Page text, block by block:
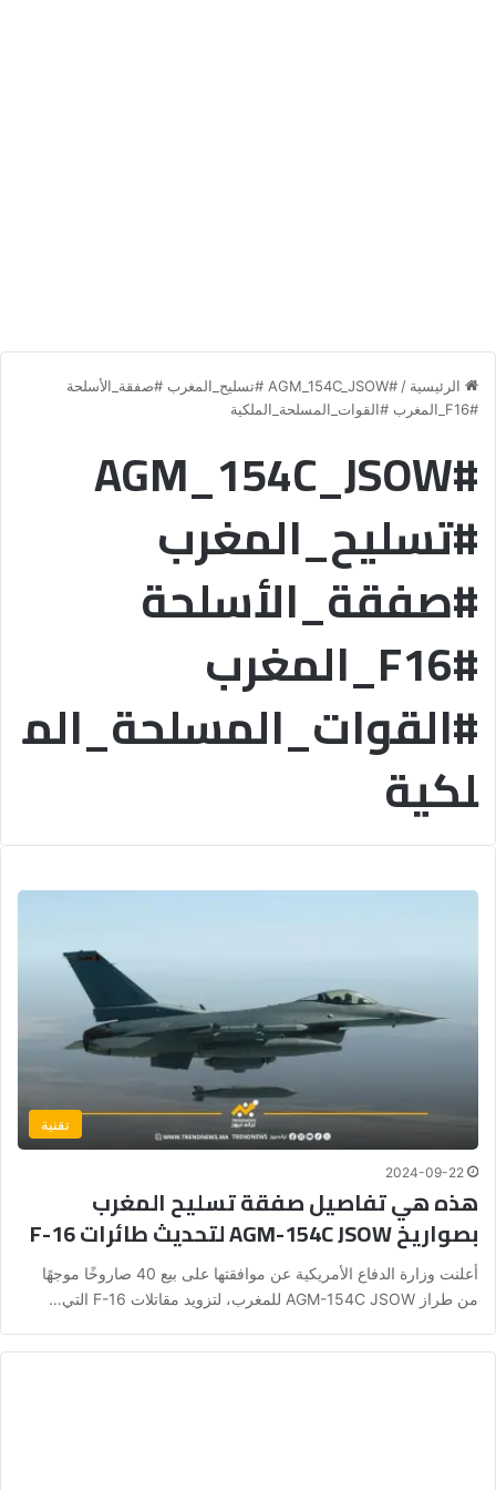
الرئيسية /
#AGM_154C_JSOW #تسليح_المغرب #صفقة_الأسلحة
#F16_المغرب #القوات_المسلحة_الملكية
#AGM_154C_JSOW
#تسليح_المغرب
#صفقة_الأسلحة
#F16_المغرب
#القوات_المسلحة_الم
لكية
تقنية
2024-09-22
هذه هي تفاصيل صفقة تسليح المغرب
بصواريخ AGM-154C JSOW لتحديث طائرات F-16
أعلنت وزارة الدفاع الأمريكية عن موافقتها على بيع 40 صاروخًا موجهًا
من طراز AGM-154C JSOW للمغرب، لتزويد مقاتلات F-16 التي…